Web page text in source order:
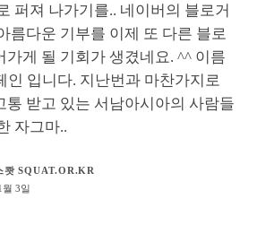
퍼져 나가기를.. 네이버의 블로거
름다운 기부를 이제 또 다른 블로
가게 될 기회가 생겼네요. ^^ 이름
인 입니다. 지난번과 마찬가지로
통 받고 있는 서남아시아의 사람들
자그마..
쾃 SQUAT.OR.KR
월 3일